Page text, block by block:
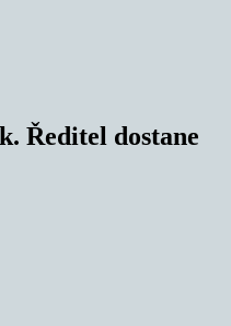
Ředitel dostane